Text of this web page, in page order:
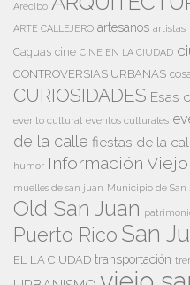
Arecibo
ARTE CALLEJERO artesanos artistas
Caguas cine CINE EN LA CIUDAD
CONTROVERSIAS URBANAS
CURIOSIDADES Esas
evento cultural eventos culturales
de la calle fiestas de la
humor Información Viejo
muelles de san juan Municipio de San
Old San Juan
Puerto Rico San
EL LA CIUDAD transportación